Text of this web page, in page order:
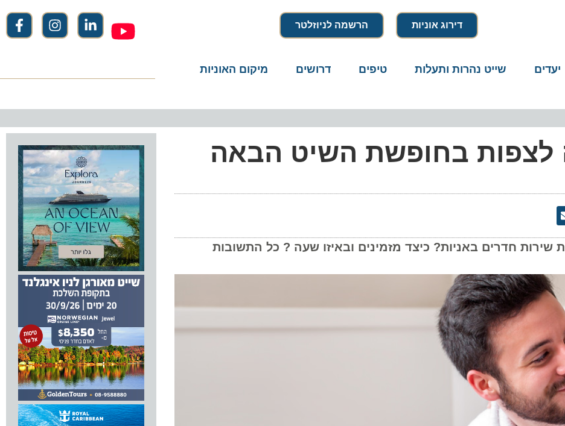
הרשמה לניוזלטר דירוג אוניות
שייט נהרות ותעלות טיפים דרושים מיקום האוניות
בחופשת השיט הבאה
חדרים באניות? כיצד מזמינים ובאיזו שעה ? כל התשובות